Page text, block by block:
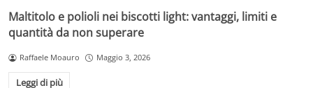
Maltitolo e polioli nei biscotti light: vantaggi, limiti e
quantità da non superare
Raffaele Moauro Maggio 3, 2026
Leggi di più